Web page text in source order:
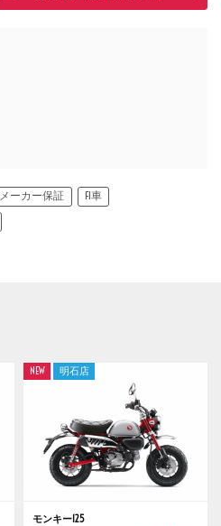
メーカー保証
FI車
モンキー125
NEW 明石店